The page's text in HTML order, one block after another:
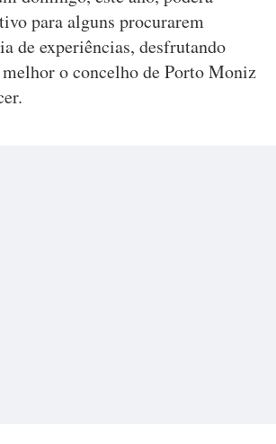
para alguns procurarem
de experiências, desfrutando
o concelho de Porto Moniz